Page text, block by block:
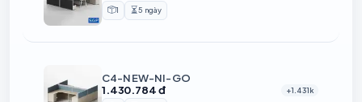
Sản phẩm
1 Thời gian chuẩn bị
5 ngày
C4-NEW-NI-GO
1.430.784 đ
+1.431k